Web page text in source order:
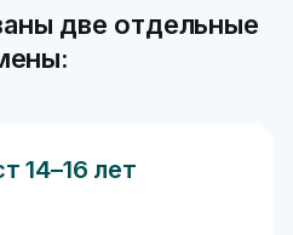
две отдельные
14–16 лет